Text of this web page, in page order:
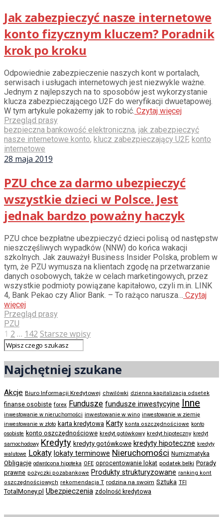
Jak zabezpieczyć nasze internetowe
konto fizycznym kluczem? Poradnik
krok po kroku
Odpowiednie zabezpieczenie naszych kont w portalach,
serwisach i usługach internetowych jest niezwykle ważne.
Jednym z najlepszych na to sposobów jest wykorzystanie
klucza zabezpieczającego U2F do weryfikacji dwuetapowej.
W tym artykule pokażemy jak to robić. Czytaj więcej
Przegląd prasy
bezpieczna bankowość elektroniczna, jak zabezpieczyć
nasze internetowe konto, klucz zabezpieczający U2F, konto
internetowe
28 maja 2019
PZU chce za darmo ubezpieczyć
wszystkie dzieci w Polsce. Jest
jednak bardzo poważny haczyk
PZU chce bezpłatne ubezpieczyć dzieci polisą od następstw
nieszczęśliwych wypadków (NNW) do końca wakacji
szkolnych. Jak zauważył Business Insider Polska, problem w
tym, że PZU wymusza na klientach zgodę na przetwarzanie
danych osobowych, także w celach marketingowych, przez
wszystkie podmioty powiązane kapitałowo, czyli m.in. LINK
4, Bank Pekao czy Alior Bank. – To rażąco narusza… Czytaj
więcej
Przegląd prasy
PZU
1 2 … 142 Starsze wpisy
Najchętniej szukane
Akcje Biuro Informacji Kredytowej chwilówki dzienna kapitalizacja odsetek
finanse osobiste forex Fundusze fundusze inwestycyjne Inne
inwestowanie w nieruchomości inwestowanie w wino inwestowanie w ziemię
inwestowanie w złoto karta kredytowa Karty konta oszczędnościowe konto
osobiste konto oszczędnościowe kredyt gotówkowy kredyt hipoteczny kredyt
samochodowy Kredyty kredyty gotówkowe kredyty hipoteczne kredyty
walutowe Lokaty lokaty terminowe Nieruchomości Numizmatyka
Obligacje odwrócona hipoteka OFE oprocentowanie lokat podatek belki Porady
prawne pożyczki pozabankowe Produkty strukturyzowane ranking kont
oszczędnościowych rekomendacja T rodzina na swoim Sztuka TFI
TotalMoney.pl Ubezpieczenia zdolność kredytowa